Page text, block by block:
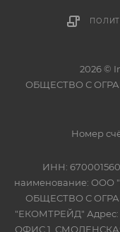
2026 ©
ОБЩЕСТВО С
Номер
ИНН:
наименование: ООО
ОБЩЕСТВО С
"ЕКОМТРЕЙД"
ОФИС 1,